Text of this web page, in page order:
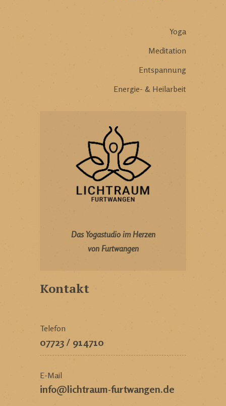
Yoga
Meditation
Entspannung
Energie- & Heilarbeit
Das Yogastudio im Herzen
von Furtwangen
Kontakt
Telefon
07723 / 914710
E-Mail
info@lichtraum-furtwangen.de